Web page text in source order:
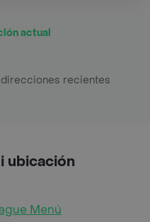
actual
recientes
ubicación
Menú